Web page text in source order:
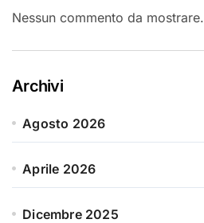
Nessun commento da mostrare.
Archivi
Agosto 2026
Aprile 2026
Dicembre 2025